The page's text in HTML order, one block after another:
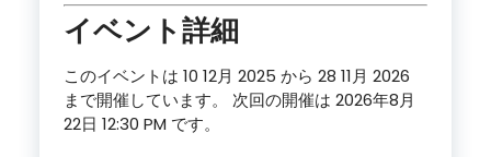
イベント詳細
このイベントは 10 12月 2025 から 28 11月 2026
まで開催しています。 次回の開催は 2026年8月
22日 12:30 PM です。